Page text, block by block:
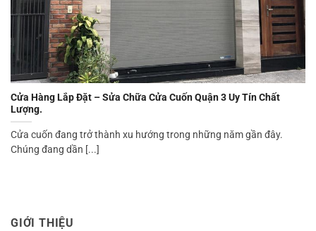
Cửa Hàng Lắp Đặt – Sửa Chữa Cửa Cuốn Quận 3 Uy Tín Chất
Lượng.
Cửa cuốn đang trở thành xu hướng trong những năm gần đây.
Chúng đang dần [...]
GIỚI THIỆU